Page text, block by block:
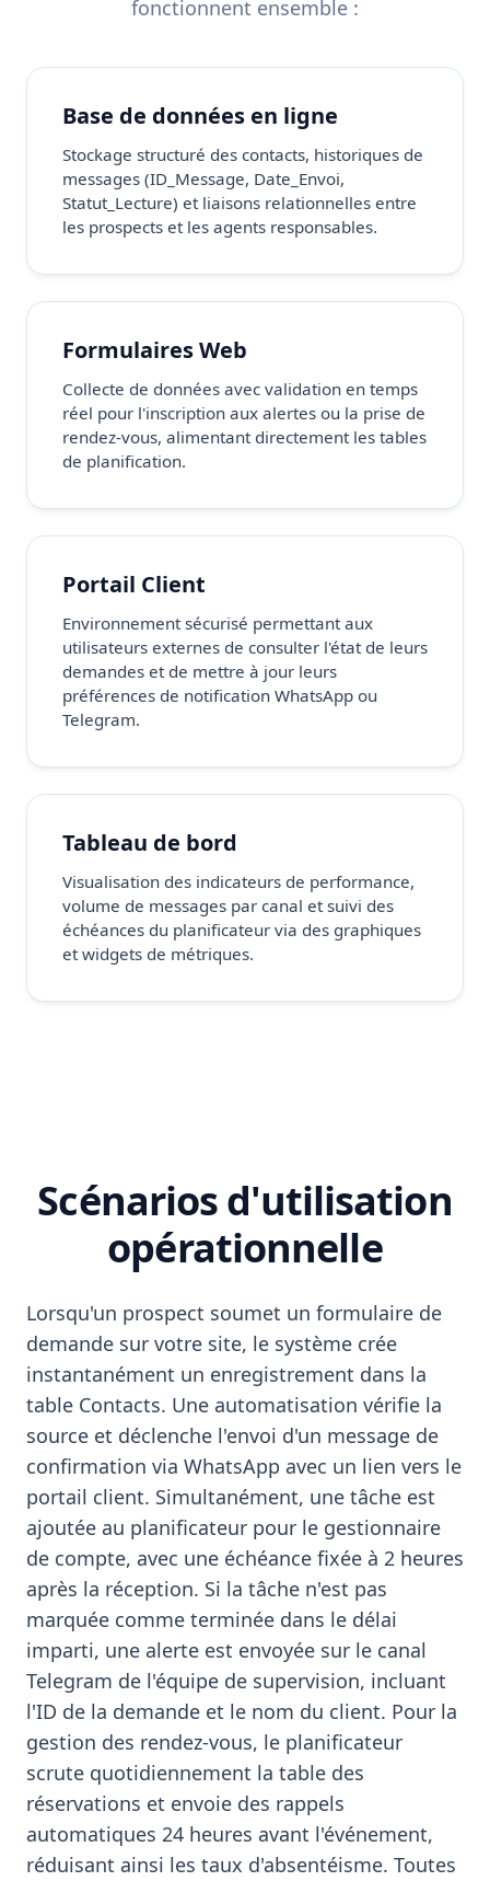
fonctionnent ensemble :
Base de données en ligne
Stockage structuré des contacts, historiques de
messages (ID_Message, Date_Envoi,
Statut_Lecture) et liaisons relationnelles entre
les prospects et les agents responsables.
Formulaires Web
Collecte de données avec validation en temps
réel pour l'inscription aux alertes ou la prise de
rendez-vous, alimentant directement les tables
de planification.
Portail Client
Environnement sécurisé permettant aux
utilisateurs externes de consulter l'état de leurs
demandes et de mettre à jour leurs
préférences de notification WhatsApp ou
Telegram.
Tableau de bord
Visualisation des indicateurs de performance,
volume de messages par canal et suivi des
échéances du planificateur via des graphiques
et widgets de métriques.
Scénarios d'utilisation
opérationnelle
Lorsqu'un prospect soumet un formulaire de
demande sur votre site, le système crée
instantanément un enregistrement dans la
table Contacts. Une automatisation vérifie la
source et déclenche l'envoi d'un message de
confirmation via WhatsApp avec un lien vers le
portail client. Simultanément, une tâche est
ajoutée au planificateur pour le gestionnaire
de compte, avec une échéance fixée à 2 heures
après la réception. Si la tâche n'est pas
marquée comme terminée dans le délai
imparti, une alerte est envoyée sur le canal
Telegram de l'équipe de supervision, incluant
l'ID de la demande et le nom du client. Pour la
gestion des rendez-vous, le planificateur
scrute quotidiennement la table des
réservations et envoie des rappels
automatiques 24 heures avant l'événement,
réduisant ainsi les taux d'absentéisme. Toutes